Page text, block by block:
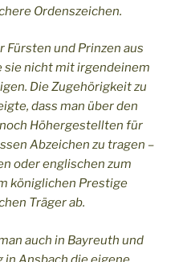
Ordenszeichen.
Fürsten und Prinzen aus
sie nicht mit irgendeinem
Die Zugehörigkeit zu
dass man über den
Höhergestellten für
Abzeichen zu tragen –
oder englischen zum
königlichen Prestige
Träger ab.
auch in Bayreuth und